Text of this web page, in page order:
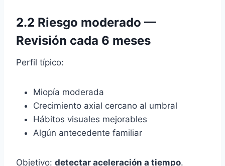
2.2 Riesgo moderado —
Revisión cada 6 meses
Perfil típico:
Miopía moderada
Crecimiento axial cercano al umbral
Hábitos visuales mejorables
Algún antecedente familiar
Objetivo: detectar aceleración a tiempo.